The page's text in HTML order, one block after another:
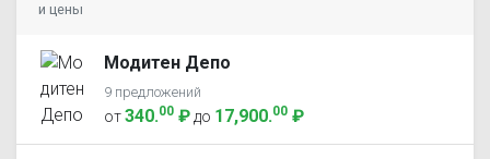
и цены
Модитен Депо
9 предложений
от340.00 ₽ до 17,900.00 ₽